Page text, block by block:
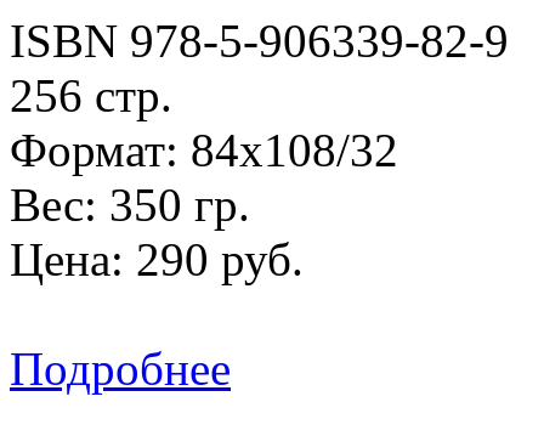
ISBN 978-5-906339-82-9
256 стр.
Формат: 84х108/32
Вес: 350 гр.
Цена: 290 руб.
Подробнее